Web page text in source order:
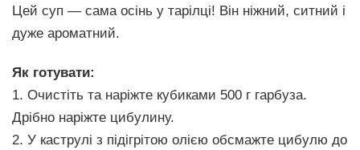
Цей суп — сама осінь у тарілці! Він ніжний, ситний і
дуже ароматний.
Як готувати:
1. Очистіть та наріжте кубиками 500 г гарбуза.
Дрібно наріжте цибулину.
2. У каструлі з підігрітою олією обсмажте цибулю до